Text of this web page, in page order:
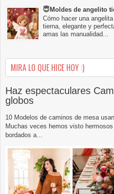
😇Moldes de angelito
Cómo hacer una
tierna, elegante y
amas las manualidad...
MIRA LO QUE HICE HOY :)
Haz espectaculares
globos
10 Modelos de caminos de mesa
Muchas veces hemos visto
bordados a...